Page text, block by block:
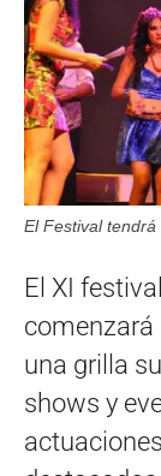
El Festival
El XI
comenzará
una grilla
shows y